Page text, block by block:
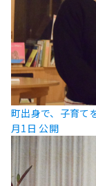
町出身で、子育て
月1日 公開